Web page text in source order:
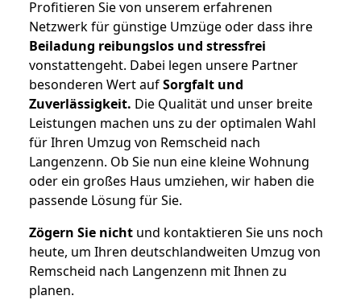
Profitieren Sie von unserem erfahrenen
Netzwerk für günstige Umzüge oder dass ihre
Beiladung reibungslos und stressfrei
vonstattengeht. Dabei legen unsere Partner
besonderen Wert aufSorgfalt und
Zuverlässigkeit. Die Qualität und unser breite
Leistungen machen uns zu der optimalen Wahl
für Ihren Umzug von Remscheid nach
Langenzenn. Ob Sie nun eine kleine Wohnung
oder ein großes Haus umziehen, wir haben die
passende Lösung für Sie.
Zögern Sie nicht und kontaktieren Sie uns noch
heute, um Ihren deutschlandweiten Umzug von
Remscheid nach Langenzenn mit Ihnen zu
planen.